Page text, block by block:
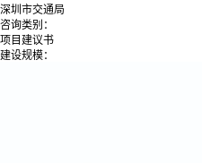
深圳市交通局
咨询类别：
项目建议书
建设规模：